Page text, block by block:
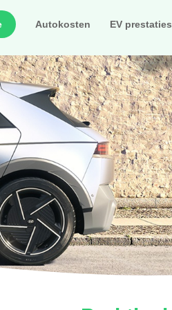
Autokosten EV prestaties